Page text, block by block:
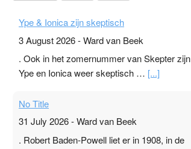
Ype & Ionica zijn skeptisch
3 August 2026-Ward van Beek
. Ook in het zomernummer van Skepter zijn
Ype en Ionica weer skeptisch … [...]
No Title
31 July 2026-Ward van Beek
. Robert Baden-Powell liet er in 1908, in de